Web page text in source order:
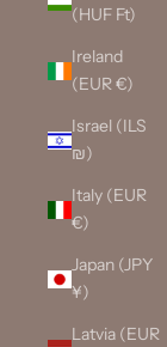
(HUF Ft)
Ireland
(EUR €)
Israel (ILS
₪)
Italy (EUR
€)
Japan (JPY
¥)
Latvia (EUR